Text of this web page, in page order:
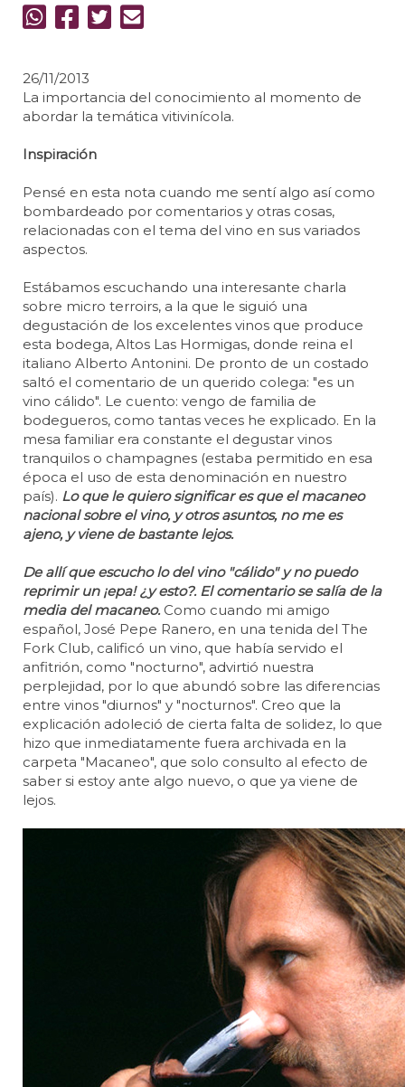
26/11/2013
La importancia del conocimiento al momento de
abordar la temática vitivinícola.
Inspiración
Pensé en esta nota cuando me sentí algo así como
bombardeado por comentarios y otras cosas,
relacionadas con el tema del vino en sus variados
aspectos.
Estábamos escuchando una interesante charla
sobre micro terroirs, a la que le siguió una
degustación de los excelentes vinos que produce
esta bodega, Altos Las Hormigas, donde reina el
italiano Alberto Antonini. De pronto de un costado
saltó el comentario de un querido colega: "es un
vino cálido". Le cuento: vengo de familia de
bodegueros, como tantas veces he explicado. En la
mesa familiar era constante el degustar vinos
tranquilos o champagnes (estaba permitido en esa
época el uso de esta denominación en nuestro
país). Lo que le quiero significar es que el macaneo
nacional sobre el vino, y otros asuntos, no me es
ajeno, y viene de bastante lejos.
De allí que escucho lo del vino "cálido" y no puedo
reprimir un ¡epa! ¿y esto?. El comentario se salía de la
media del macaneo.Como cuando mi amigo
español, José Pepe Ranero, en una tenida del The
Fork Club, calificó un vino, que había servido el
anfitrión, como "nocturno", advirtió nuestra
perplejidad, por lo que abundó sobre las diferencias
entre vinos "diurnos" y "nocturnos". Creo que la
explicación adoleció de cierta falta de solidez, lo que
hizo que inmediatamente fuera archivada en la
carpeta "Macaneo", que solo consulto al efecto de
saber si estoy ante algo nuevo, o que ya viene de
lejos.